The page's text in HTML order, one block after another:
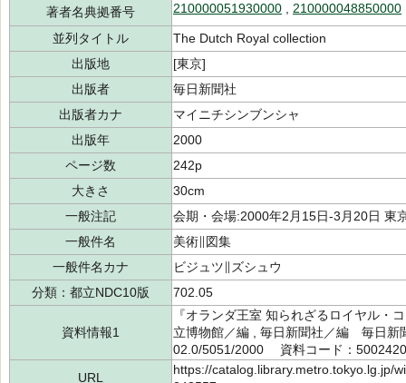
著者名典拠番号
210000051930000 210000048850000
並列タイトル
The Dutch Royal collection
出版地
[東京]
出版者
毎日新聞社
出版者カナ
マイニチシンブンシャ
出版年
2000
ページ数
242p
大きさ
30cm
一般注記
会期・会場:2000年2月15日-3月20日 東
一般件名
美術∥図集
一般件名カナ
ビジュツ∥ズシュウ
分類：都立NDC10版
702.05
資料情報1
『オランダ王室 知られざるロイヤル
立博物館／編 , 毎日新聞社／編 毎日
02.0/5051/2000 資料コード：
URL
https://catalog.library.metro.tokyo.lg.jp/